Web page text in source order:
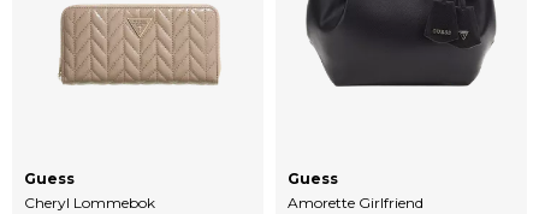
Cheryl Lommebok
Guess
Amorette Girlfriend
Guess